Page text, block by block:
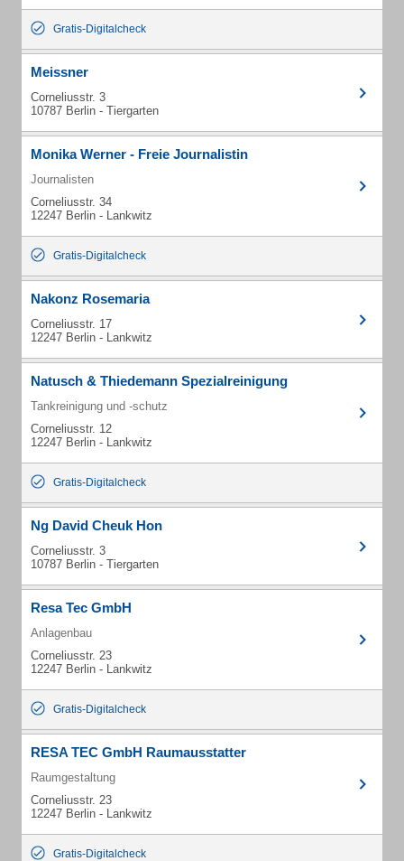
Gratis-Digitalcheck
Meissner
Corneliusstr. 3
10787 Berlin - Tiergarten
Monika Werner - Freie Journalistin
Journalisten
Corneliusstr. 34
12247 Berlin - Lankwitz
Gratis-Digitalcheck
Nakonz Rosemaria
Corneliusstr. 17
12247 Berlin - Lankwitz
Natusch & Thiedemann Spezialreinigung
Tankreinigung und -schutz
Corneliusstr. 12
12247 Berlin - Lankwitz
Gratis-Digitalcheck
Ng David Cheuk Hon
Corneliusstr. 3
10787 Berlin - Tiergarten
Resa Tec GmbH
Anlagenbau
Corneliusstr. 23
12247 Berlin - Lankwitz
Gratis-Digitalcheck
RESA TEC GmbH Raumausstatter
Raumgestaltung
Corneliusstr. 23
12247 Berlin - Lankwitz
Gratis-Digitalcheck